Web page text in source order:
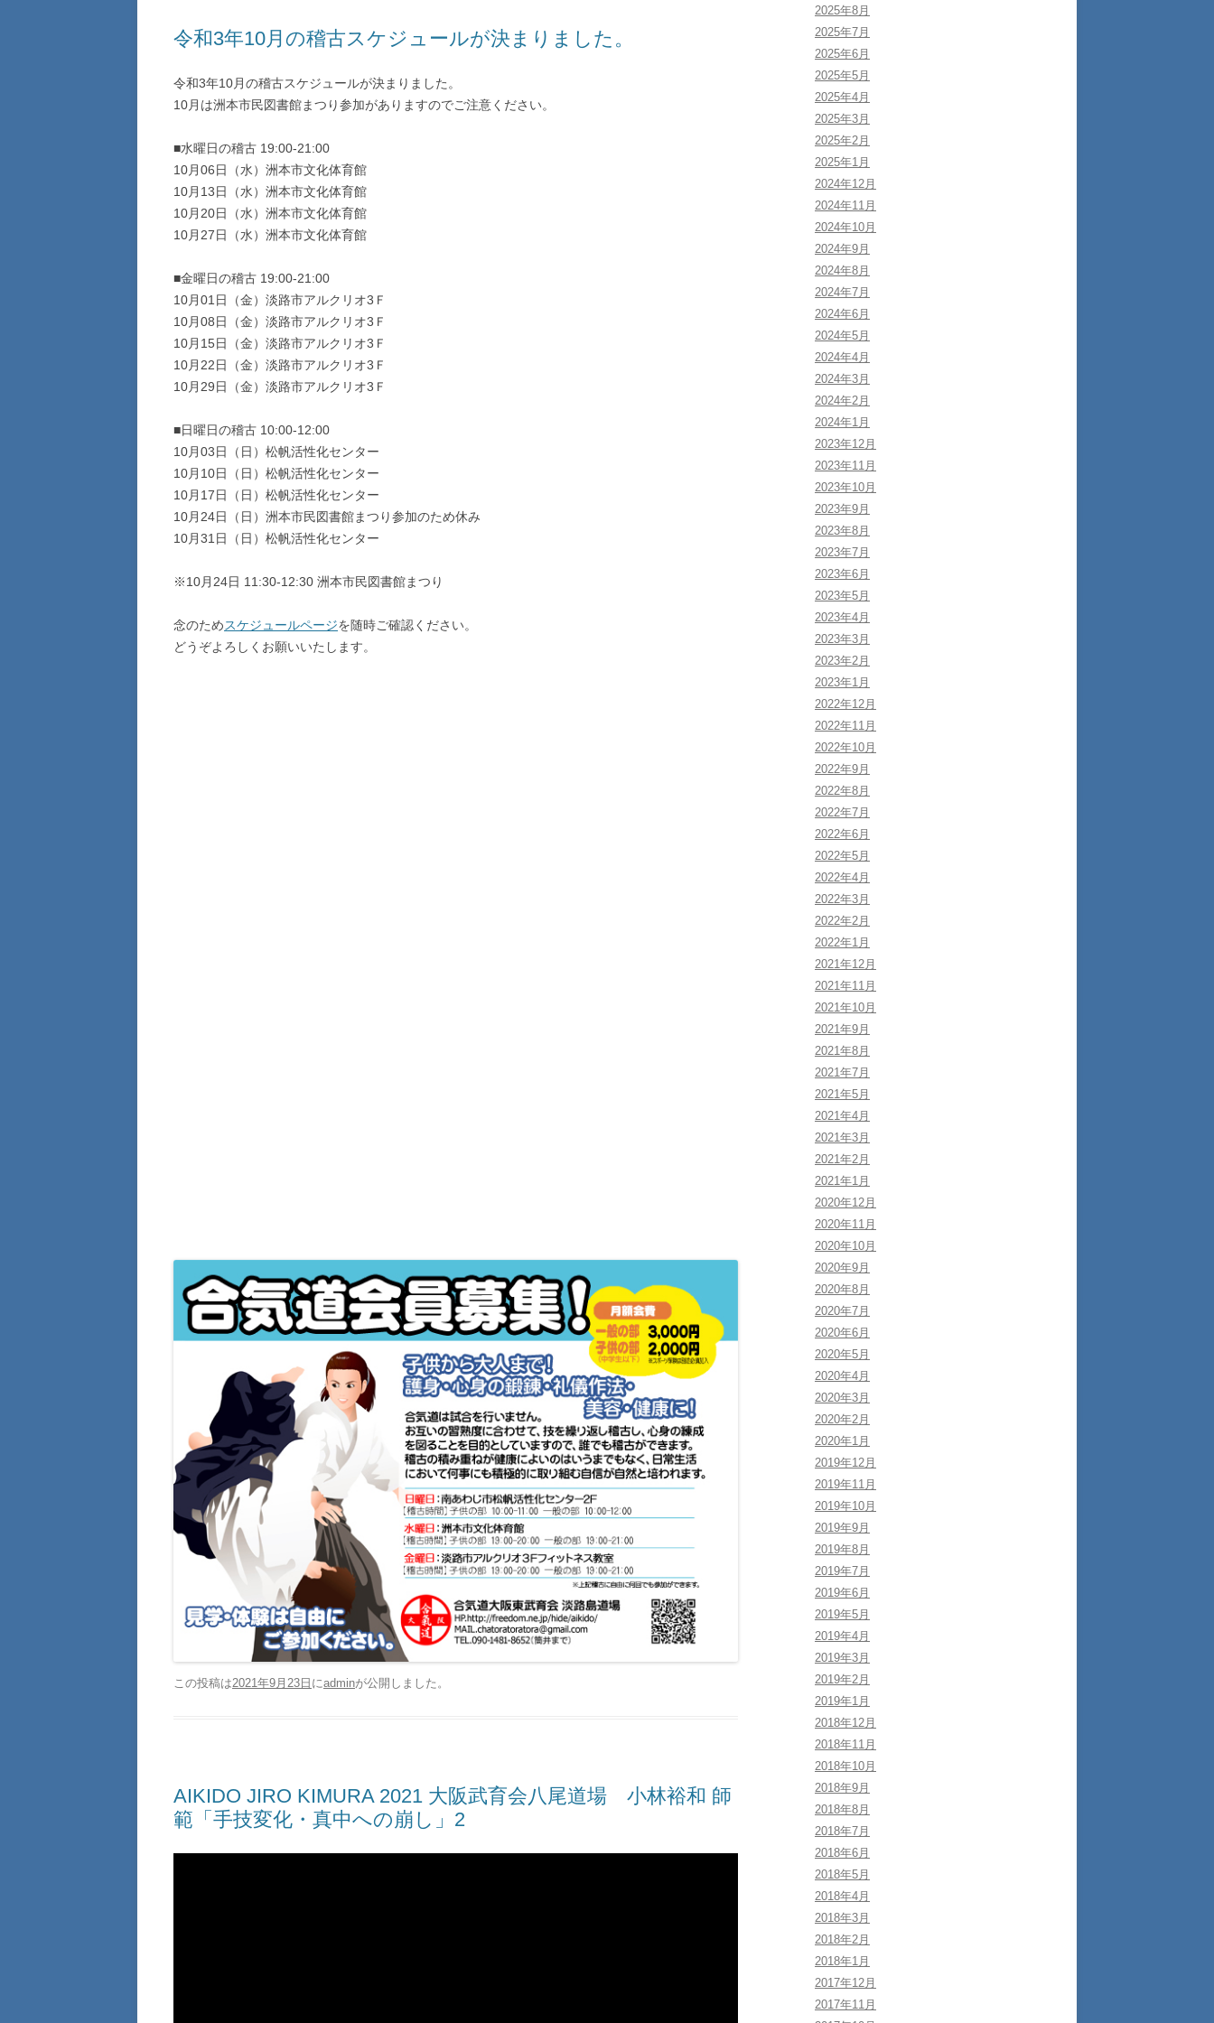
令和3年10月の稽古スケジュールが決まりました。
令和3年10月の稽古スケジュールが決まりました。
10月は洲本市民図書館まつり参加がありますのでご注意ください。
■水曜日の稽古 19:00-21:00
10月06日（水）洲本市文化体育館
10月13日（水）洲本市文化体育館
10月20日（水）洲本市文化体育館
10月27日（水）洲本市文化体育館
■金曜日の稽古 19:00-21:00
10月01日（金）淡路市アルクリオ3Ｆ
10月08日（金）淡路市アルクリオ3Ｆ
10月15日（金）淡路市アルクリオ3Ｆ
10月22日（金）淡路市アルクリオ3Ｆ
10月29日（金）淡路市アルクリオ3Ｆ
■日曜日の稽古 10:00-12:00
10月03日（日）松帆活性化センター
10月10日（日）松帆活性化センター
10月17日（日）松帆活性化センター
10月24日（日）洲本市民図書館まつり参加のため休み
10月31日（日）松帆活性化センター
※10月24日 11:30-12:30 洲本市民図書館まつり
念のためスケジュールページを随時ご確認ください。
どうぞよろしくお願いいたします。
この投稿は2021年9月23日 にadminが公開しました 。
AIKIDO JIRO KIMURA 2021 大阪武育会八尾道場 小林裕和 師
範「手技変化・真中への崩し」2
2025年8月
2025年7月
2025年6月
2025年5月
2025年4月
2025年3月
2025年2月
2025年1月
2024年12月
2024年11月
2024年10月
2024年9月
2024年8月
2024年7月
2024年6月
2024年5月
2024年4月
2024年3月
2024年2月
2024年1月
2023年12月
2023年11月
2023年10月
2023年9月
2023年8月
2023年7月
2023年6月
2023年5月
2023年4月
2023年3月
2023年2月
2023年1月
2022年12月
2022年11月
2022年10月
2022年9月
2022年8月
2022年7月
2022年6月
2022年5月
2022年4月
2022年3月
2022年2月
2022年1月
2021年12月
2021年11月
2021年10月
2021年9月
2021年8月
2021年7月
2021年5月
2021年4月
2021年3月
2021年2月
2021年1月
2020年12月
2020年11月
2020年10月
2020年9月
2020年8月
2020年7月
2020年6月
2020年5月
2020年4月
2020年3月
2020年2月
2020年1月
2019年12月
2019年11月
2019年10月
2019年9月
2019年8月
2019年7月
2019年6月
2019年5月
2019年4月
2019年3月
2019年2月
2019年1月
2018年12月
2018年11月
2018年10月
2018年9月
2018年8月
2018年7月
2018年6月
2018年5月
2018年4月
2018年3月
2018年2月
2018年1月
2017年12月
2017年11月